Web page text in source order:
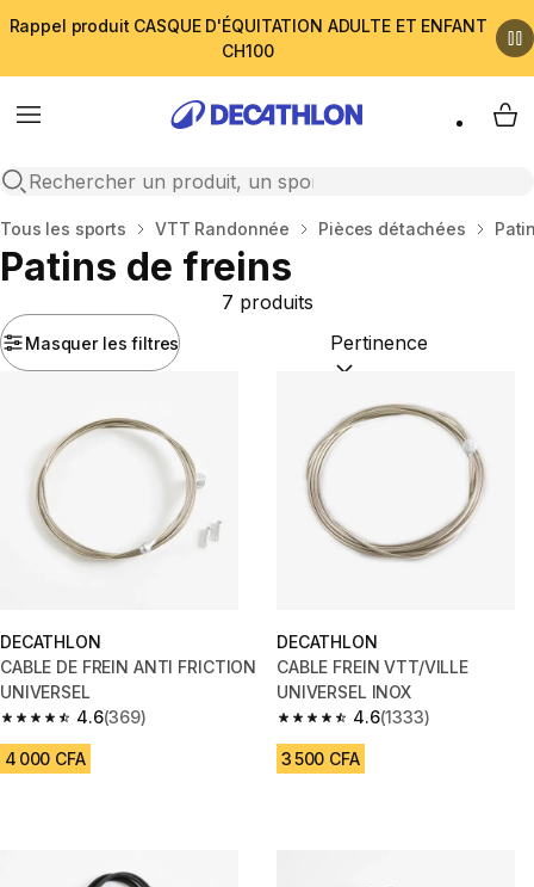
Rappel produit CASQUE D'ÉQUITATION ADULTE ET ENFANT
CH100
Menu
Open search
My
Accueil
Tous les sports VTT Randonnée Pièces détachées
Patins de freins
Masquer les filtres
7 produits
Trier par :(optional)
DECATHLON
CABLE DE FREIN ANTI FRICTION
UNIVERSEL
4.6
4.6 out of 5 stars from 369 reviews
(369)
4 000 CFA
DECATHLON
CABLE FREIN VTT/VILLE
UNIVERSEL INOX
4.6
4.6 out of 5 stars from 1333
(1333)
3 500 CFA